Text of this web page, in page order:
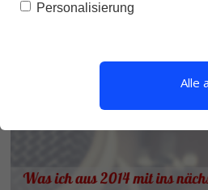
Personalisierung
Alle